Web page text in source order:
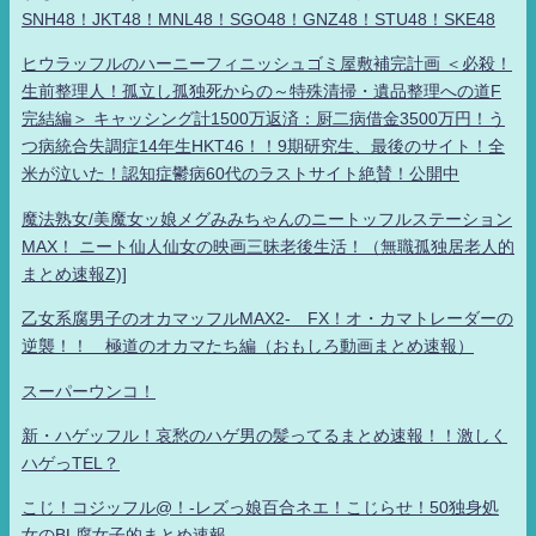
SNH48！JKT48！MNL48！SGO48！GNZ48！STU48！SKE48
ヒウラッフルのハーニーフィニッシュゴミ屋敷補完計画 ＜必殺！
生前整理人！孤立し孤独死からの～特殊清掃・遺品整理への道F
完結編＞ キャッシング計1500万返済：厨二病借金3500万円！う
つ病統合失調症14年生HKT46！！9期研究生、最後のサイト！全
米が泣いた！認知症鬱病60代のラストサイト絶賛！公開中
魔法熟女/美魔女ッ娘メグみみちゃんのニートッフルステーション
MAX！ ニート仙人仙女の映画三昧老後生活！（無職孤独居老人的
まとめ速報Z)]
乙女系腐男子のオカマッフルMAX2- FX！オ・カマトレーダーの
逆襲！！ 極道のオカマたち編（おもしろ動画まとめ速報）
スーパーウンコ！
新・ハゲッフル！哀愁のハゲ男の髪ってるまとめ速報！！激しく
ハゲっTEL？
こじ！コジッフル@！-レズっ娘百合ネエ！こじらせ！50独身処